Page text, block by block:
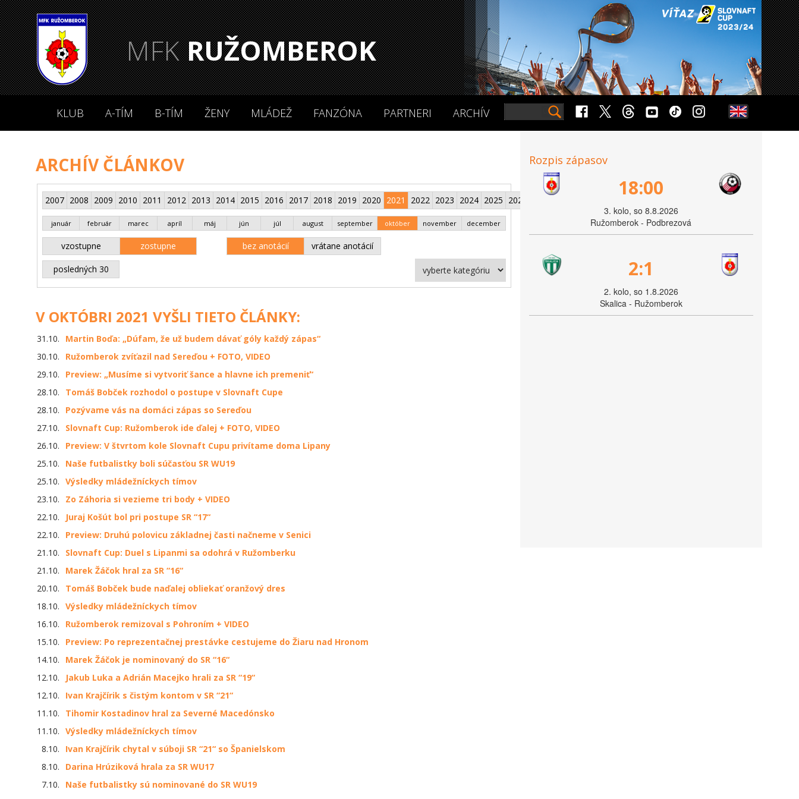
MFKRUŽOMBEROK
KLUB A-TÍM B-TÍM ŽENY MLÁDEŽ FANZÓNA PARTNERI ARCHÍV
ARCHÍV ČLÁNKOV
2007 2008 2009 2010 2011 2012 2013 2014 2015 2016 2017 2018 2019 2020 2021 2022 2023 2024 2025 2026
január február marec apríl máj jún júl august september október november december
vzostupne zostupne bez anotácií vrátane anotácií
posledných 30
V OKTÓBRI 2021 VYŠLI TIETO ČLÁNKY:
31.10.
Martin Boďa: „Dúfam, že už budem dávať góly každý zápas“
30.10.
Ružomberok zvíťazil nad Sereďou + FOTO, VIDEO
29.10.
Preview: „Musíme si vytvoriť šance a hlavne ich premeniť“
28.10.
Tomáš Bobček rozhodol o postupe v Slovnaft Cupe
28.10.
Pozývame vás na domáci zápas so Sereďou
27.10.
Slovnaft Cup: Ružomberok ide ďalej + FOTO, VIDEO
26.10.
Preview: V štvrtom kole Slovnaft Cupu privítame doma Lipany
25.10.
Naše futbalistky boli súčasťou SR WU19
25.10. Výsledky mládežníckych tímov
23.10.
Zo Záhoria si vezieme tri body + VIDEO
22.10.
Juraj Košút bol pri postupe SR “17“
22.10.
Preview: Druhú polovicu základnej časti načneme v Senici
21.10.
Slovnaft Cup: Duel s Lipanmi sa odohrá v Ružomberku
21.10.
Marek Žáčok hral za SR “16“
20.10.
Tomáš Bobček bude naďalej obliekať oranžový dres
18.10. Výsledky mládežníckych tímov
16.10.
Ružomberok remizoval s Pohroním + VIDEO
15.10.
Preview: Po reprezentačnej prestávke cestujeme do Žiaru nad Hronom
14.10.
Marek Žáčok je nominovaný do SR “16“
12.10.
Jakub Luka a Adrián Macejko hrali za SR “19“
12.10.
Ivan Krajčírik s čistým kontom v SR “21“
11.10.
Tihomir Kostadinov hral za Severné Macedónsko
11.10. Výsledky mládežníckych tímov
8.10.
Ivan Krajčírik chytal v súboji SR “21“ so Španielskom
8.10.
Darina Hrúziková hrala za SR WU17
7.10.
Naše futbalistky sú nominované do SR WU19
Rozpis zápasov
18:00
3. kolo, so 8.8.2026
Ružomberok - Podbrezová
2:1
2. kolo, so 1.8.2026
Skalica - Ružomberok